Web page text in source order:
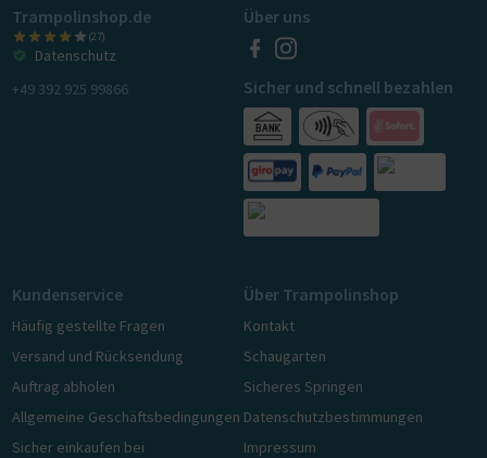
Trampolinshop.de
(27)
Datenschutz
+49 392 925 99866
Über uns
Sicher und schnell bezahlen
Kundenservice
Häufig gestellte Fragen
Versand und Rücksendung
Auftrag abholen
Allgemeine Geschäftsbedingungen
Sicher einkaufen bei
Über Trampolinshop
Kontakt
Schaugarten
Sicheres Springen
Datenschutzbestimmungen
Impressum